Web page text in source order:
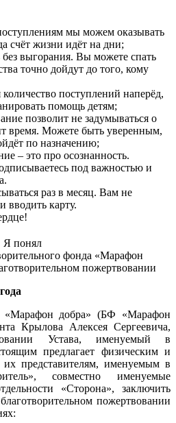
мы можем оказывать
счёт жизни идёт на дни;
без выгорания. Вы можете спать
точно дойдут до того, кому
поступлений наперёд,
помощь детям;
позволит не задумываться о
время. Можете быть уверенным,
по назначению;
– это про осознанность.
под важностью и
раз в месяц. Вам не
вводить карту.
Я понял
фонда «Марафон
пожертвовании
«Марафон добра» (БФ «Марафон
Крылова Алексея Сергеевича,
Устава, именуемый в
предлагает физическим и
представителям, именуемым в
совместно именуемые
«Сторона», заключить
пожертвовании